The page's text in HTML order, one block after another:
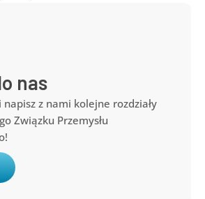
nas
napisz z nami kolejne rozdziały
Związku Przemysłu